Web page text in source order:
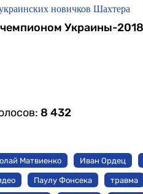
новичков Шахтера
чемпионом Украины-
8 432
Матвиенко Иван Ордец
Паулу Фонсека травма